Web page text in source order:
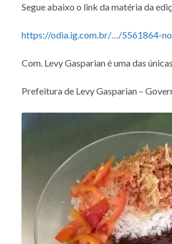
Segue abaixo o link da matéria da
https://odia.ig.com.br/…/5561864-
Com. Levy Gasparian é uma das
Prefeitura de Levy Gasparian –